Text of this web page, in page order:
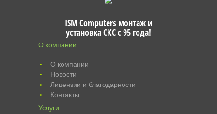
ISM Computers монтаж и
установка СКС c 95 года!
О компании
• О компании
• Новости
• Лицензии и благодарности
•
Контакты
Услуги